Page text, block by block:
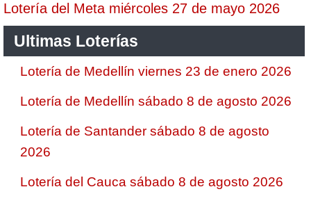
Lotería del Meta miércoles 27 de mayo 2026
Ultimas Loterías
Lotería de Medellín viernes 23 de enero 2026
Lotería de Medellín sábado 8 de agosto 2026
Lotería de Santander sábado 8 de agosto
2026
Lotería del Cauca sábado 8 de agosto 2026